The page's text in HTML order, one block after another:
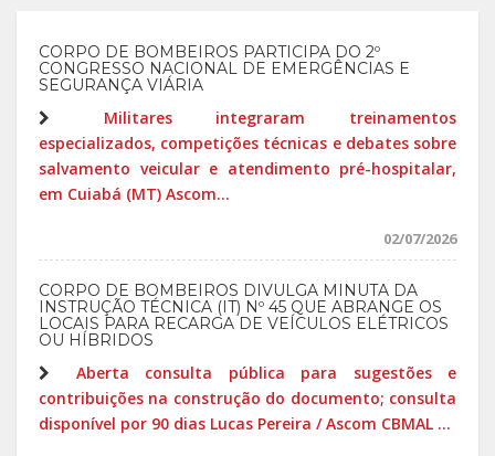
CORPO DE BOMBEIROS PARTICIPA DO 2º
CONGRESSO NACIONAL DE EMERGÊNCIAS E
SEGURANÇA VIÁRIA
Militares integraram treinamentos
especializados, competições técnicas e debates sobre
salvamento veicular e atendimento pré-hospitalar,
em Cuiabá (MT) Ascom...
02/07/2026
CORPO DE BOMBEIROS DIVULGA MINUTA DA
INSTRUÇÃO TÉCNICA (IT) Nº 45 QUE ABRANGE OS
LOCAIS PARA RECARGA DE VEÍCULOS ELÉTRICOS
OU HÍBRIDOS
Aberta consulta pública para sugestões e
contribuições na construção do documento; consulta
disponível por 90 dias Lucas Pereira / Ascom CBMAL ...